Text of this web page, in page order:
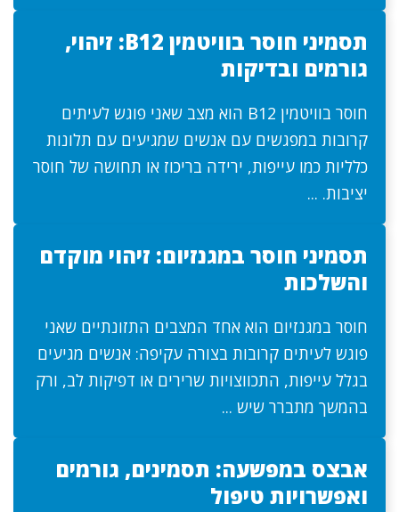
תסמיני חוסר בוויטמין B12: זיהוי,
גורמים ובדיקות
חוסר בוויטמין B12 הוא מצב שאני פוגש לעיתים
קרובות במפגשים עם אנשים שמגיעים עם תלונות
כלליות כמו עייפות, ירידה בריכוז או תחושה של חוסר
יציבות. ...
תסמיני חוסר במגנזיום: זיהוי מוקדם
והשלכות
חוסר במגנזיום הוא אחד המצבים התזונתיים שאני
פוגש לעיתים קרובות בצורה עקיפה: אנשים מגיעים
בגלל עייפות, התכווצויות שרירים או דפיקות לב, ורק
בהמשך מתברר שיש ...
אבצס במפשעה: תסמינים, גורמים
ואפשרויות טיפול